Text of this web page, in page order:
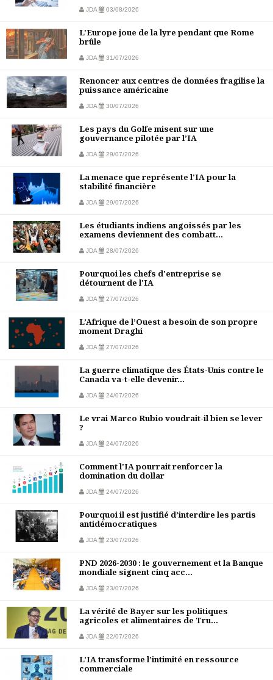
JDA 03/08/2026
L'Europe joue de la lyre pendant que Rome
brûle
JDA 31/07/2026
Renoncer aux centres de données fragilise la
puissance américaine
JDA 30/07/2026
Les pays du Golfe misent sur une
gouvernance pilotée par l’IA
JDA 29/07/2026
La menace que représente l'IA pour la
stabilité financière
JDA 29/07/2026
Les étudiants indiens angoissés par les
examens deviennent des combatt...
JDA 28/07/2026
Pourquoi les chefs d'entreprise se
détournent de l'IA
JDA 27/07/2026
L’Afrique de l’Ouest a besoin de son propre
moment Draghi
JDA 27/07/2026
La guerre climatique des États-Unis contre le
Canada va-t-elle devenir...
JDA 24/07/2026
Le vrai Marco Rubio voudrait-il bien se lever
?
JDA 24/07/2026
Comment l'IA pourrait renforcer la
domination du dollar
JDA 24/07/2026
Pourquoi il est justifié d’interdire les partis
antidémocratiques
JDA 23/07/2026
PND 2026-2030 : le gouvernement et la Banque
mondiale signent cinq acc...
JDA 23/07/2026
La vérité de Bayer sur les politiques
agricoles et alimentaires de Tru...
JDA 22/07/2026
L’IA transforme l’intimité en ressource
commerciale